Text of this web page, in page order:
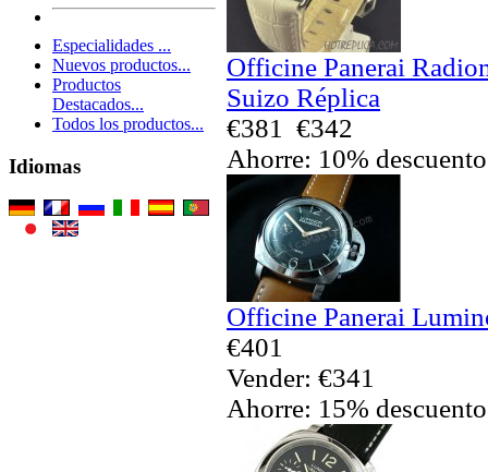
Especialidades ...
Nuevos productos...
Productos
Destacados...
Todos los productos...
Idiomas
Officine Panerai
Suizo Réplica
€381
€342
Ahorre: 10% descuento
Officine Panerai
€401
Vender: €341
Ahorre: 15% descuento